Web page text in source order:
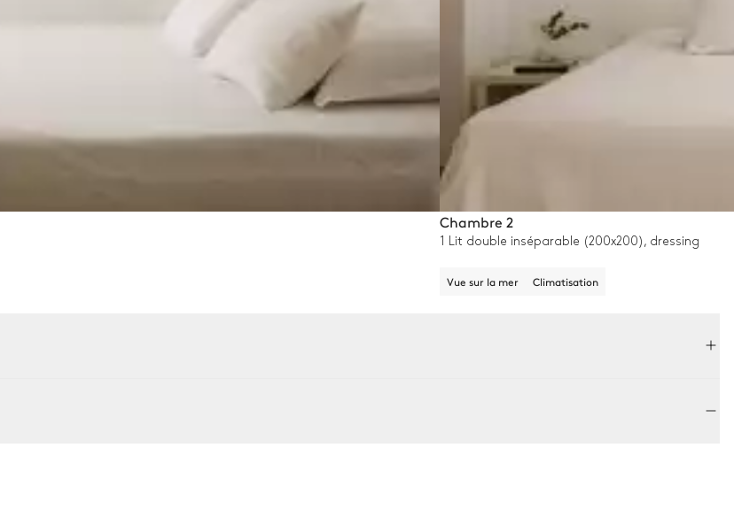
Chambre 2
1 Lit double inséparable (200x200), dressing
Vue sur la mer Climatisation